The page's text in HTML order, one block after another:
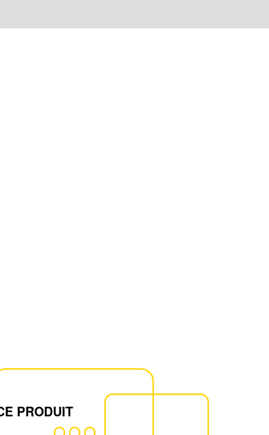
PRODUIT